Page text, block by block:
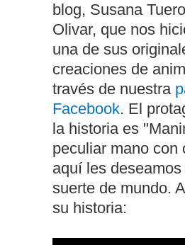
blog, Susana
Olivar, que nos
una de sus
creaciones de
través de nuestra
Facebook. El
la historia es
peculiar mano con
aquí les
suerte de mundo.
su historia: